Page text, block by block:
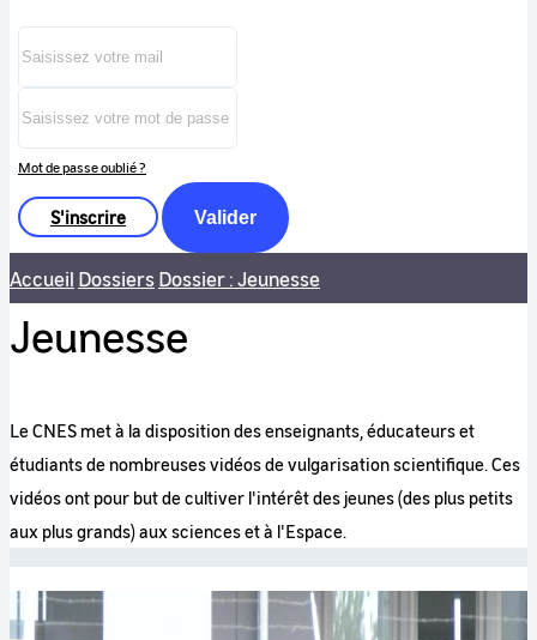
Mot de passe oublié ?
S'inscrire Valider
Accueil DossiersDossier : Jeunesse
Jeunesse
Le CNES met à la disposition des enseignants, éducateurs et
étudiants de nombreuses vidéos de vulgarisation scientifique. Ces
vidéos ont pour but de cultiver l'intérêt des jeunes (des plus petits
aux plus grands) aux sciences et à l'Espace.